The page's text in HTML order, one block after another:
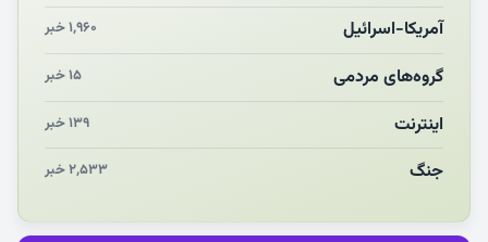
مرگ خاموش زیست‌محیطی در منطقه تربت‌جام
چو‌ن‌وچرا در «علی‌الاصول» یا انتظار برای تحقق شروط
آمریکا-اسرائیل ۱,۹۶۰ خبر
گروه‌های مردمی ۱۵ خبر
اینترنت ۱۳۹ خبر
جنگ ۲,۵۳۳ خبر